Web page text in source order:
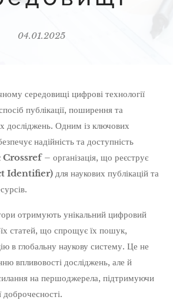
04.01.2025
середовищі цифрові технології
публікації, поширення та
досліджень. Одним із ключових
надійність та доступність
Crossref– організація, що реєструє
Identifier) для наукових публікацій та
отримують унікальний цифровий
статей, що спрощує їх пошук,
в глобальну наукову систему. Це не
впливовості досліджень, але й
на першоджерела, підтримуючи